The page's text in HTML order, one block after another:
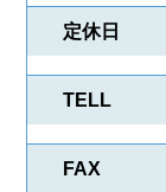
定休日
TELL
FAX